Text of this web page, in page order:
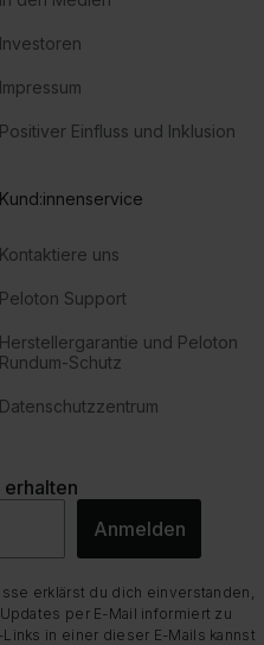
Investoren
Impressum
Positiver Einfluss und Inklusion
Kund:innenservice
Kontaktiere uns
Peloton Support
Herstellergarantie und Peloton
Rundum-Schutz
Datenschutzzentrum
Anmelden
erklärst du dich einverstanden,
per E-Mail informiert zu
in einer dieser E-Mails kannst